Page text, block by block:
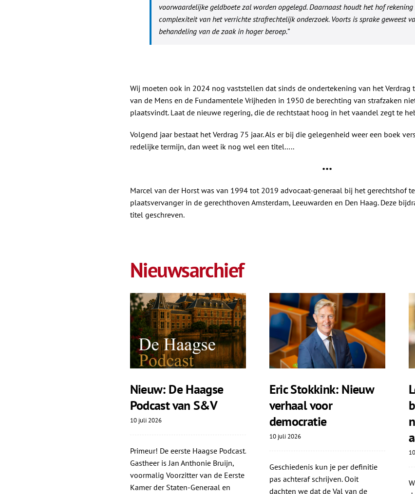
voorwaardelijke geldboete zal worden opgelegd. Daarnaast houdt het hof
complexiteit van het verrichte strafrechtelijk onderzoek. Voorts is sprake geweest
behandeling van de zaak in hoger beroep.”
Wij moeten ook in 2024 nog vaststellen dat sinds de ondertekening van het Verdrag
van de Mens en de Fundamentele Vrijheden in 1950 de berechting van strafzaken
plaatsvindt. Laat de nieuwe regering, die de rechtstaat hoog in het vaandel zegt te
Volgend jaar bestaat het Verdrag 75 jaar. Als er bij die gelegenheid weer een boek
redelijke termijn, dan weet ik nog wel een titel…..
•••
Marcel van der Horst was van 1994 tot 2019 advocaat-generaal bij het gerechtshof
plaatsvervanger in de gerechthoven Amsterdam, Leeuwarden en Den Haag. Deze
titel geschreven.
Nieuwsarchief
Nieuw: De Haagse
Podcast van S&V
10 juli 2026
Primeur! De eerste Haagse Podcast.
Gastheer is Jan Anthonie Bruijn,
voormalig Voorzitter van de Eerste
Kamer der Staten-Generaal en
Eric Stokkink: Nieuw
verhaal voor
democratie
10 juli 2026
Geschiedenis kun je per definitie
pas achteraf schrijven. Ooit
dachten we dat de Val van de